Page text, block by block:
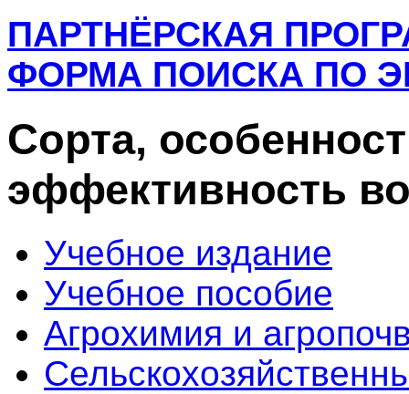
ПАРТНЁРСКАЯ
ФОРМА ПОИСКА ПО
Сорта,
эффективность
Учебное издание
Учебное пособие
Агрохимия и